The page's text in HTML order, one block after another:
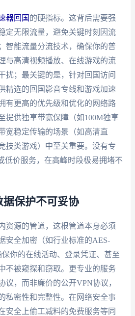
器回国 的硬指标。这背后需要强
定无限流量，避免关键时刻因流
智能流量分流技术，确保你的普
与高清视频播放、在线游戏的流
扰；最关键的是，针对回国访问
精选的回国影音专线和游戏加速
有更高的优先级和优化的网络路
提供独享带宽保障（如100M独享
宽稳定传输的场景（如高清直
技类游戏）中至关重要。没有专
低价服务，在高峰时段极易拥堵不
据保护不可妥协
资源的管道，这根管道本身必须
安全加密（如行业标准的AES-
你的在线活动、登录凭证、甚至
不被窥探和窃取。更专业的服务
议，而非廉价的公开VPN协议，
私密性和完整性。在网络安全事
安全上偷工减料的免费服务等同